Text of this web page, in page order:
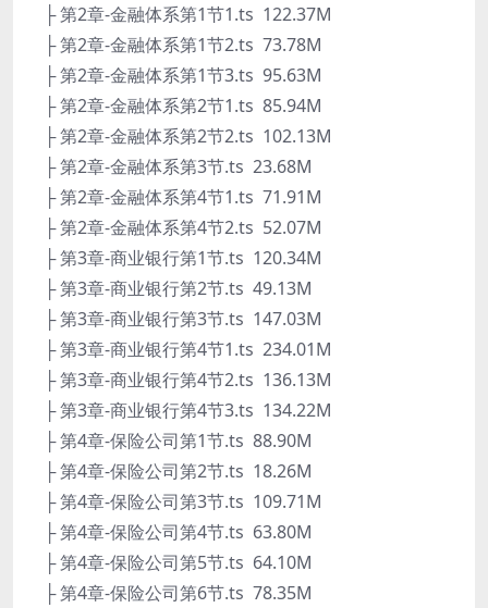
├ 第2章-金融体系第1节1.ts 122.37M
├ 第2章-金融体系第1节2.ts 73.78M
├ 第2章-金融体系第1节3.ts 95.63M
├ 第2章-金融体系第2节1.ts 85.94M
├ 第2章-金融体系第2节2.ts 102.13M
├ 第2章-金融体系第3节.ts 23.68M
├ 第2章-金融体系第4节1.ts 71.91M
├ 第2章-金融体系第4节2.ts 52.07M
├ 第3章-商业银行第1节.ts 120.34M
├ 第3章-商业银行第2节.ts 49.13M
├ 第3章-商业银行第3节.ts 147.03M
├ 第3章-商业银行第4节1.ts 234.01M
├ 第3章-商业银行第4节2.ts 136.13M
├ 第3章-商业银行第4节3.ts 134.22M
├ 第4章-保险公司第1节.ts 88.90M
├ 第4章-保险公司第2节.ts 18.26M
├ 第4章-保险公司第3节.ts 109.71M
├ 第4章-保险公司第4节.ts 63.80M
├ 第4章-保险公司第5节.ts 64.10M
├ 第4章-保险公司第6节.ts 78.35M